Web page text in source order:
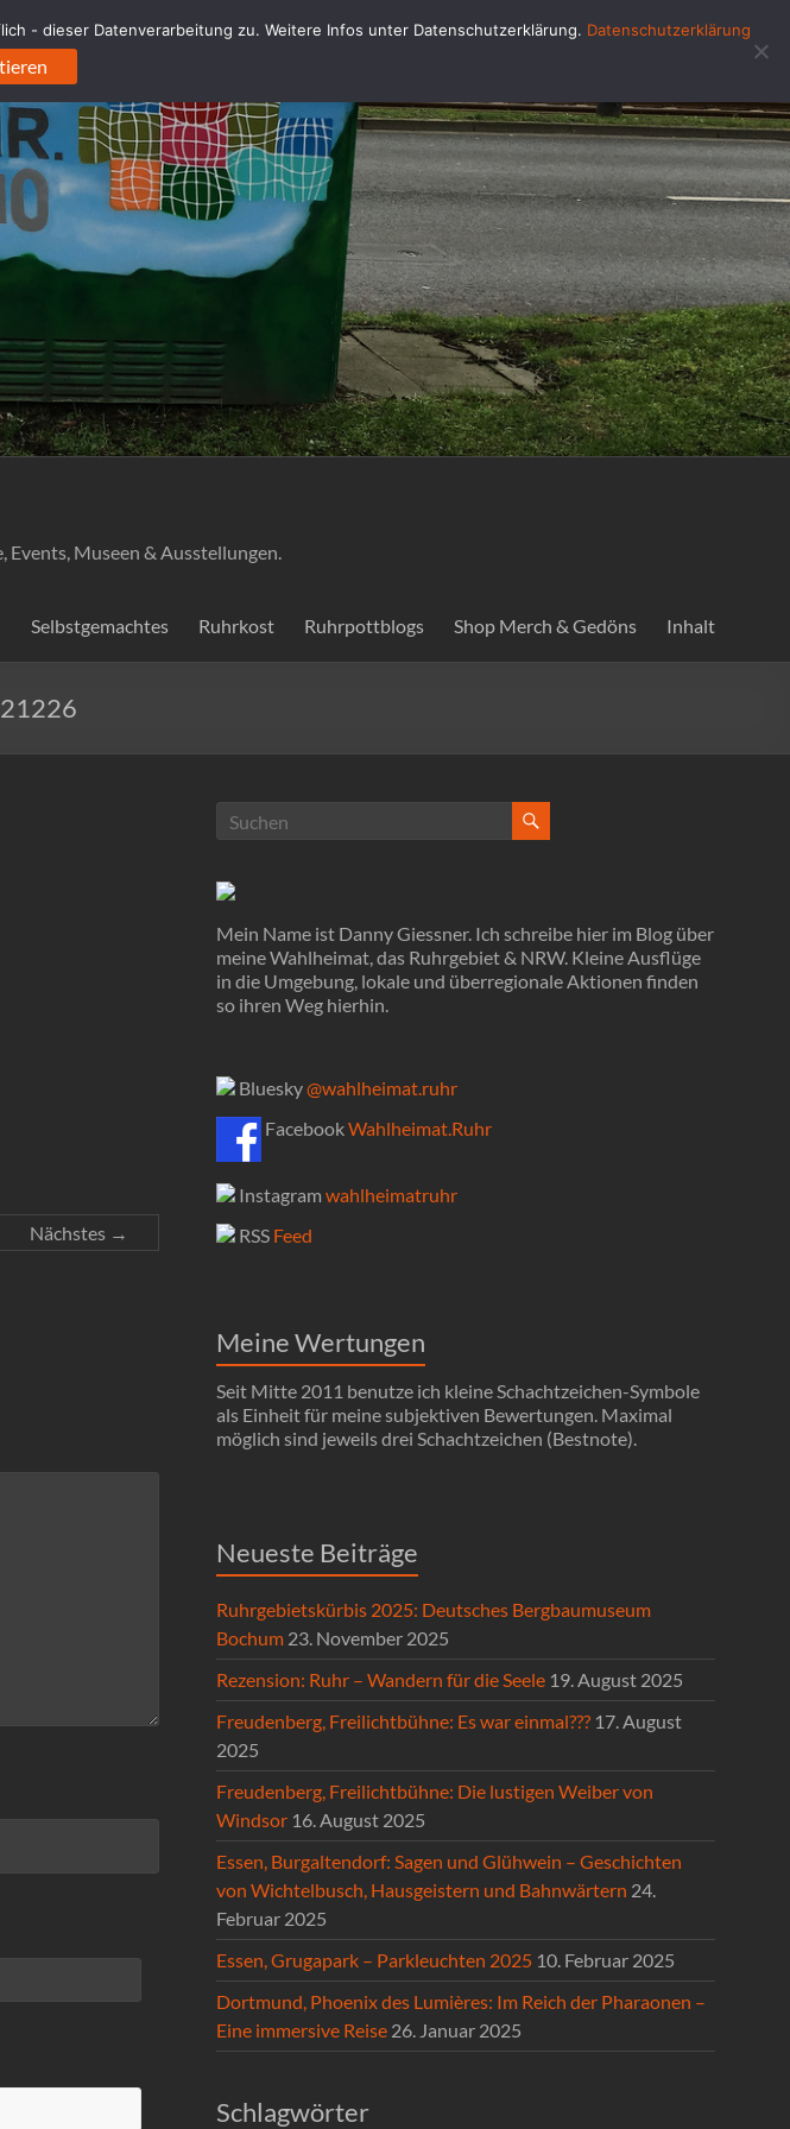
Museen & Ausstellungen.
Selbstgemachtes Ruhrkost Ruhrpottblogs Shop Merch & Gedöns Inhalt
Nächstes →
Mein Name ist Danny Giessner. Ich schreibe hier im Blog über
meine Wahlheimat, das Ruhrgebiet & NRW. Kleine Ausflüge
in die Umgebung, lokale und überregionale Aktionen finden
so ihren Weg hierhin.
Bluesky@wahlheimat.ruhr
FacebookWahlheimat.Ruhr
Instagram wahlheimatruhr
RSS Feed
Meine Wertungen
Seit Mitte 2011 benutze ich kleine Schachtzeichen-Symbole
als Einheit für meine subjektiven Bewertungen. Maximal
möglich sind jeweils drei Schachtzeichen (Bestnote).
Neueste Beiträge
Ruhrgebietskürbis 2025: Deutsches Bergbaumuseum
Bochum 23. November 2025
Rezension: Ruhr – Wandern für die Seele 19. August 2025
Freudenberg, Freilichtbühne: Es war einmal??? 17. August
2025
Freudenberg, Freilichtbühne: Die lustigen Weiber von
Windsor 16. August 2025
Essen, Burgaltendorf: Sagen und Glühwein – Geschichten
von Wichtelbusch, Hausgeistern und Bahnwärtern 24.
Februar 2025
Essen, Grugapark – Parkleuchten 2025 10. Februar 2025
Dortmund, Phoenix des Lumières: Im Reich der Pharaonen –
Eine immersive Reise 26. Januar 2025
Schlagwörter
- dieser Datenverarbeitung zu. Weitere Infos unter Datenschutzerklärung. Datenschutzerklärung